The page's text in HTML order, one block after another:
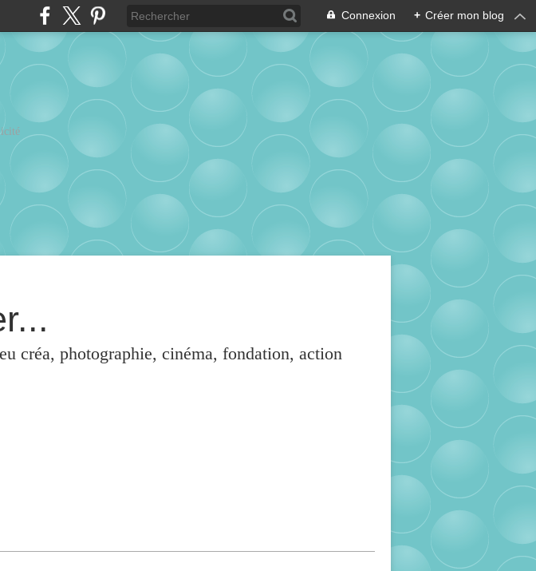
Connexion + Créer mon blog
créa, photographie, cinéma, fondation, action